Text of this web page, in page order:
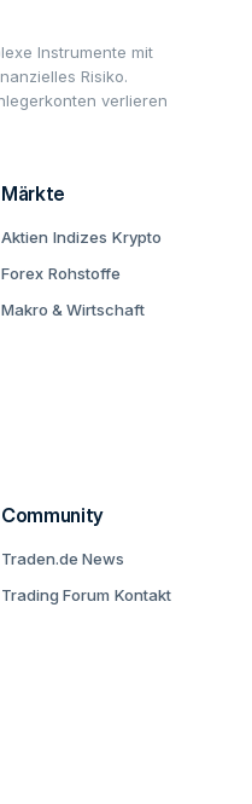
Instrumente mit
Risiko.
verlieren
Märkte
Aktien Indizes Krypto
Forex Rohstoffe
Makro & Wirtschaft
Community
Traden.de News
Trading Forum Kontakt